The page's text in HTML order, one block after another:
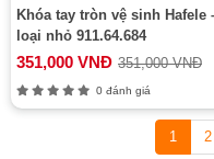
Khóa tay tròn vệ sinh Hafele
loại nhỏ 911.64.684
351,000 VNĐ 351,000 VNĐ
0 đánh giá
1 2